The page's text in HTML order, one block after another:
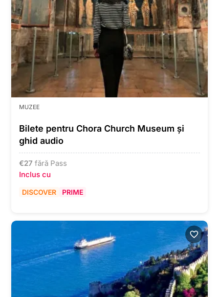
MUZEE
Bilete pentru Chora Church Museum și
ghid audio
€27 fără Pass
Inclus cu
DISCOVER PRIME